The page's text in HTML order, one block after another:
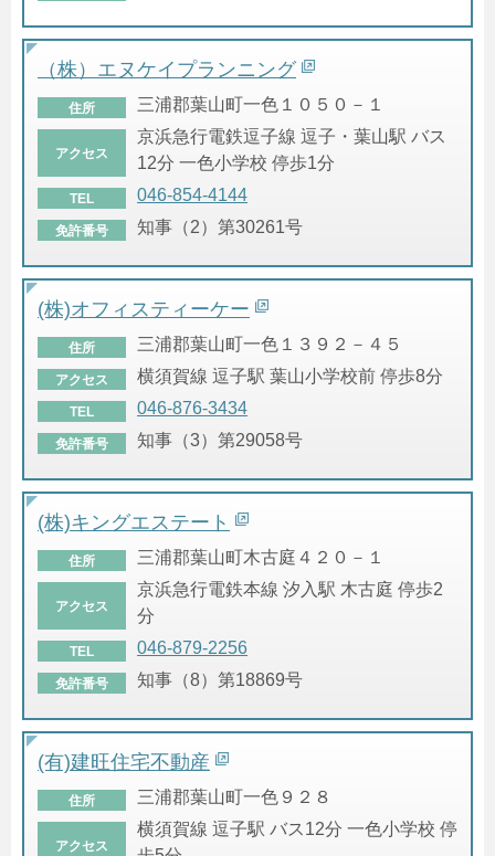
（株）エヌケイプランニング
住所 三浦郡葉山町一色１０５０－１
アクセス
京浜急行電鉄逗子線 逗子・葉山駅 バス
12分 一色小学校 停歩1分
TEL 046-854-4144
免許番号 知事（2）第30261号
(株)オフィスティーケー
住所 三浦郡葉山町一色１３９２－４５
アクセス 横須賀線 逗子駅 葉山小学校前 停歩8分
TEL 046-876-3434
免許番号 知事（3）第29058号
(株)キングエステート
住所 三浦郡葉山町木古庭４２０－１
アクセス
京浜急行電鉄本線 汐入駅 木古庭 停歩2
分
TEL 046-879-2256
免許番号 知事（8）第18869号
(有)建旺住宅不動産
住所 三浦郡葉山町一色９２８
アクセス
横須賀線 逗子駅 バス12分 一色小学校 停